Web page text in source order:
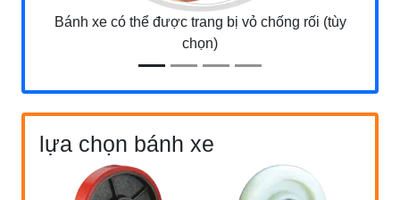
Bánh xe có thể được trang bị vỏ chống rối (tùy
chọn)
lựa chọn bánh xe